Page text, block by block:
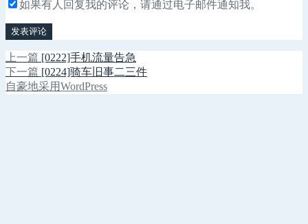
如果有人回复我的评论，请通过电子邮件通知我。
文
章
上一篇 上
篇
文
[0222]手机流量告急
下一篇 下
篇
[0224]骑车旧事二三件
自豪地采用WordPress